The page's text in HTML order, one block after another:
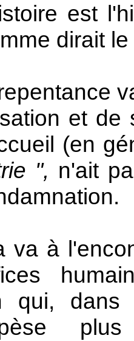
est
dirait
va
et de
(en
", n'ait
qui,